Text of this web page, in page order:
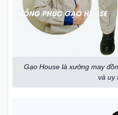
Gạo House là xưởng may
và uy